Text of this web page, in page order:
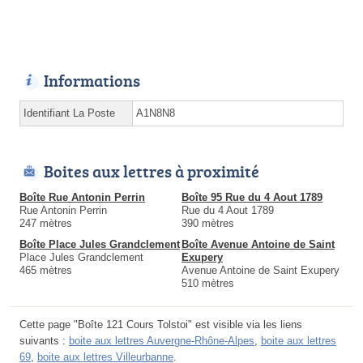
Informations
Identifiant La Poste A1N8N8
Boites aux lettres à proximité
Boîte Rue Antonin Perrin
Rue Antonin Perrin
247 mètres
Boîte 95 Rue du 4 Aout 1789
Rue du 4 Aout 1789
390 mètres
Boîte Place Jules Grandclement
Place Jules Grandclement
465 mètres
Boîte Avenue Antoine de Saint
Exupery
Avenue Antoine de Saint Exupery
510 mètres
Cette page "Boîte 121 Cours Tolstoi" est visible via les liens
suivants : boite aux lettres Auvergne-Rhône-Alpes, boite aux lettres
69, boite aux lettres Villeurbanne.